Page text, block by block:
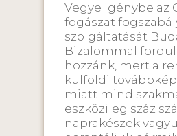
Vegye igénybe az
fogászat
szolgáltatását
Bizalommal
hozzánk, mert a
külföldi
miatt mind
eszközileg száz
naprakészek